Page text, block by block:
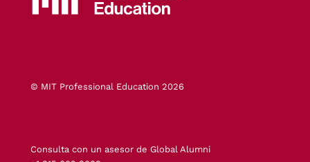
© MIT Professional Education 2026
Consulta con un asesor de Global Alumni